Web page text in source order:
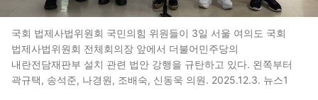
국회 법제사법위원회 국민의힘 위원들이 3일 서울 여의도 국회
법제사법위원회 전체회의장 앞에서 더불어민주당의
내란전담재판부 설치 관련 법안 강행을 규탄하고 있다. 왼쪽부터
곽규택, 송석준, 나경원, 조배숙, 신동욱 의원. 2025.12.3. 뉴스1